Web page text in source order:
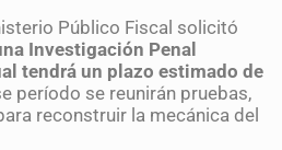
Público Fiscal solicitó
Investigación Penal
tendrá un plazo estimado de
período se reunirán pruebas,
reconstruir la mecánica del